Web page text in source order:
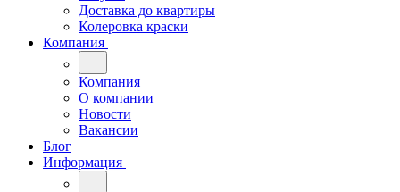
Доставка до квартиры
Колеровка краски
Компания
Компания
О компании
Новости
Вакансии
Блог
Информация